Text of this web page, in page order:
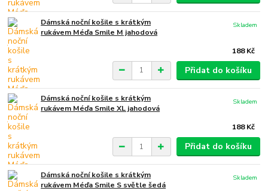
Dámská noční košile s krátkým
rukávem Méďa Smile M jahodová
188 Kč
Skladem
Přidat do košíku
Dámská noční košile s krátkým
rukávem Méďa Smile XL jahodová
188 Kč
Skladem
Přidat do košíku
Dámská noční košile s krátkým
rukávem Méďa Smile S světle šedá
Skladem